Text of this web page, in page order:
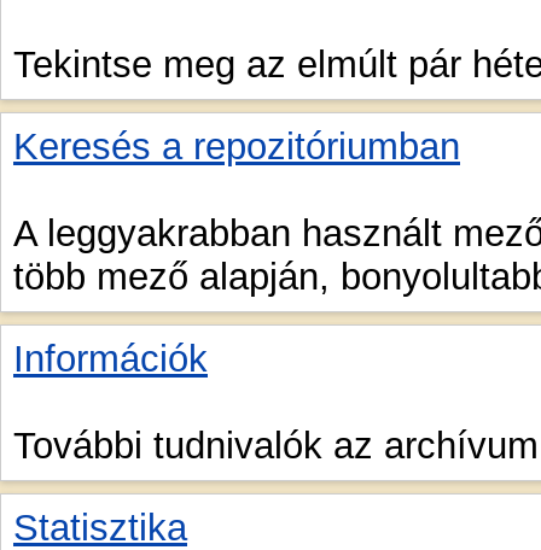
Tekintse meg az elmúlt pár
Keresés a repozitóriumban
A leggyakrabban használt
több mező alapján,
Információk
További tudnivalók az
Statisztika